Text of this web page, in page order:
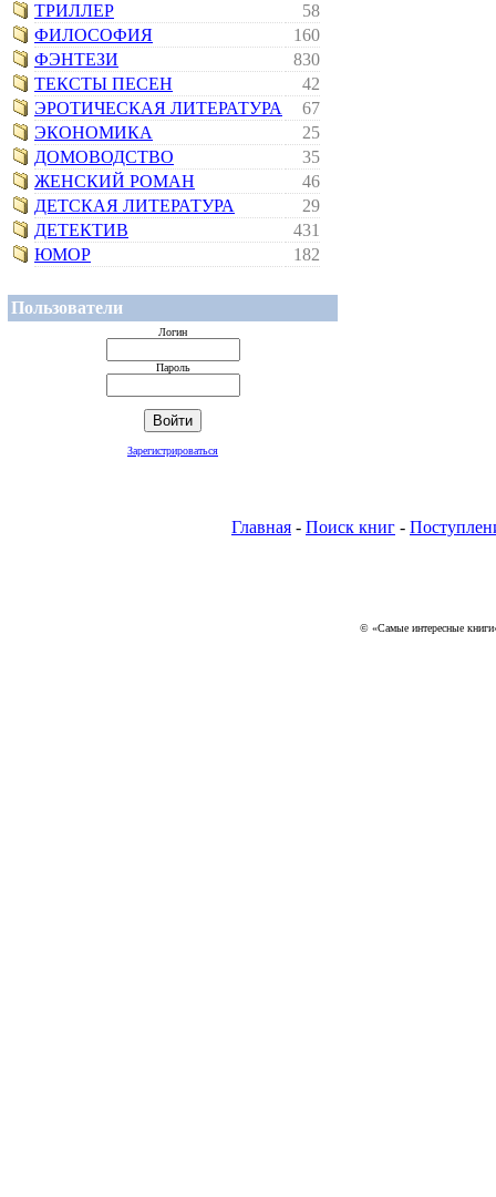
ТРИЛЛЕР
58
ФИЛОСОФИЯ
160
ФЭНТЕЗИ
830
ТЕКСТЫ ПЕСЕН
42
ЭРОТИЧЕСКАЯ ЛИТЕРАТУРА
67
ЭКОНОМИКА
25
ДОМОВОДСТВО
35
ЖЕНСКИЙ РОМАН
46
ДЕТСКАЯ ЛИТЕРАТУРА
29
ДЕТЕКТИВ
431
ЮМОР
182
Пользователи
Логин
Пароль
Зарегистрироваться
Главная - Поиск книг -
© «Самые интересные